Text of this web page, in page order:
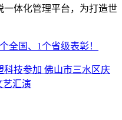
体化管理平台，为打造世
全国、1个省级表彰！
科技参加 佛山市三水区庆
艺汇演